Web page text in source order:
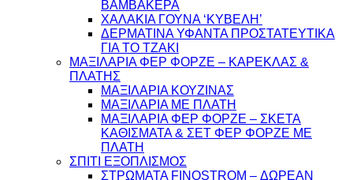
ΒΑΜΒΑΚΕΡΑ
ΧΑΛΑΚΙΑ ΓΟΥΝΑ ‘ΚΥΒΕΛΗ’
ΔΕΡΜΑΤΙΝΑ ΥΦΑΝΤΑ ΠΡΟΣΤΑΤΕΥΤΙΚΑ
ΓΙΑ ΤΟ ΤΖΑΚΙ
ΜΑΞΙΛΑΡΙΑ ΦΕΡ ΦΟΡΖΕ – ΚΑΡΕΚΛΑΣ &
ΠΛΑΤΗΣ
ΜΑΞΙΛΑΡΙΑ ΚΟΥΖΙΝΑΣ
ΜΑΞΙΛΑΡΙΑ ΜΕ ΠΛΑΤΗ
ΜΑΞΙΛΑΡΙΑ ΦΕΡ ΦΟΡΖΕ – ΣΚΕΤΑ
ΚΑΘΙΣΜΑΤΑ & ΣΕΤ ΦΕΡ ΦΟΡΖΕ ΜΕ
ΠΛΑΤΗ
ΣΠΙΤΙ ΕΞΟΠΛΙΣΜΟΣ
ΣΤΡΩΜΑΤΑ FINOSTROM – ΔΩΡΕΑΝ